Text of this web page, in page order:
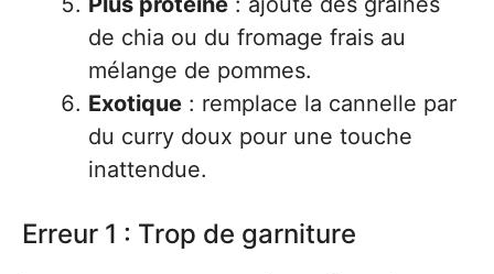
de chia ou du fromage frais au
mélange de pommes.
Exotique : remplace la cannelle par
du curry doux pour une touche
inattendue.
Erreur 1 : Trop de garniture